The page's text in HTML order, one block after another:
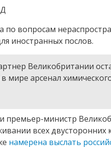
вопросам
иностранных послов.
Великобритании
арсенал
премьер-министр
всех двусторонних
намерена выслать